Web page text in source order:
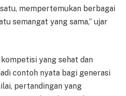
mempertemukan berbagai
semangat yang sama,” ujar
yang sehat dan
contoh nyata bagi generasi
pertandingan yang